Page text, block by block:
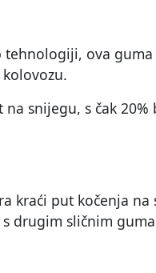
ova guma
snijegu, s čak
kraći put kočenja
drugim sličnim